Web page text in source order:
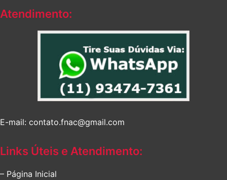
Atendimento:
E-mail: contato.fnac@gmail.com
Links Úteis e Atendimento:
– Página Inicial